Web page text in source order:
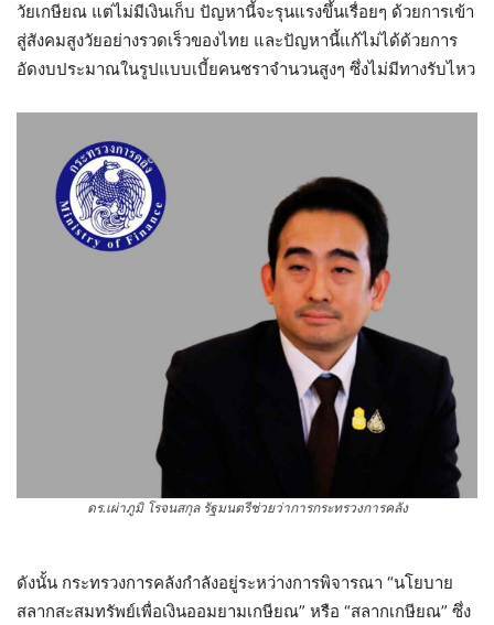
วัยเกษียณ แต่ไม่มีเงินเก็บ ปัญหานี้จะรุนแรงขึ้นเรื่อยๆ ด้วยการเข้า
สู่สังคมสูงวัยอย่างรวดเร็วของไทย และปัญหานี้แก้ไม่ได้ด้วยการ
อัดงบประมาณในรูปแบบเบี้ยคนชราจำนวนสูงๆ ซึ่งไม่มีทางรับไหว
ดร.เผ่าภูมิ โรจนสกุล รัฐมนตรีช่วยว่าการกระทรวงการคลัง
ดังนั้น กระทรวงการคลังกำลังอยู่ระหว่างการพิจารณา “นโยบาย
สลากสะสมทรัพย์เพื่อเงินออมยามเกษียณ” หรือ “สลากเกษียณ” ซึ่ง